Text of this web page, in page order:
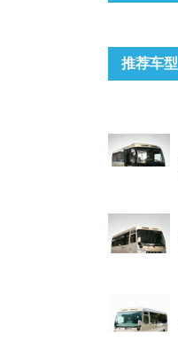
推荐车型